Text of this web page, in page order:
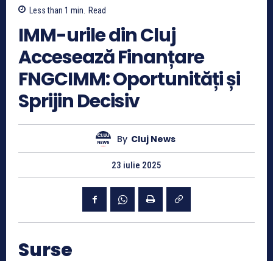
Less than 1 min. Read
IMM-urile din Cluj
Accesează Finanțare
FNGCIMM: Oportunități și
Sprijin Decisiv
By Cluj News
23 iulie 2025
Surse